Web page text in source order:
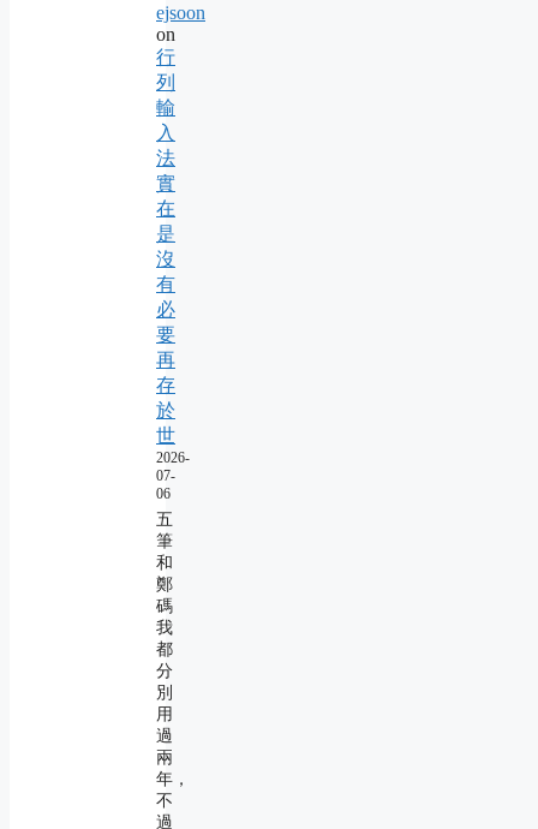
ejsoon
on
行
列
輸
入
法
實
在
是
沒
有
必
要
再
存
於
世
2026-
07-
06
五
筆
和
鄭
碼
我
都
分
別
用
過
兩
年，
不
過